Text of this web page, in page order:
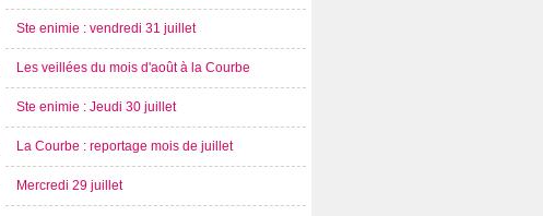
Ste enimie : vendredi 31 juillet
Les veillées du mois d'août à la Courbe
Ste enimie : Jeudi 30 juillet
La Courbe : reportage mois de juillet
Mercredi 29 juillet